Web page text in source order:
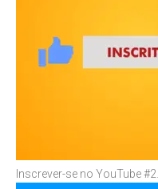
Inscrever-se no YouTube #2…